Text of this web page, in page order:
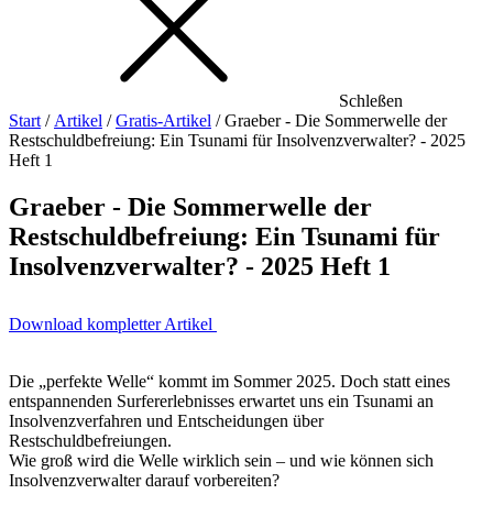
Schleßen
Start / Artikel /Gratis-Artikel / Graeber - Die Sommerwelle der
Restschuldbefreiung: Ein Tsunami für Insolvenzverwalter? - 2025
Heft 1
Graeber - Die Sommerwelle der
Restschuldbefreiung: Ein Tsunami für
Insolvenzverwalter? - 2025 Heft 1
Download kompletter Artikel
Die „perfekte Welle“ kommt im Sommer 2025. Doch statt eines
entspannenden Surfererlebnisses erwartet uns ein Tsunami an
Insolvenzverfahren und Entscheidungen über
Restschuldbefreiungen.
Wie groß wird die Welle wirklich sein – und wie können sich
Insolvenzverwalter darauf vorbereiten?